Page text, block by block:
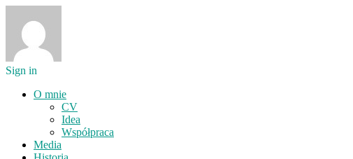
Sign in
O mnie
CV
Idea
Współpraca
Media